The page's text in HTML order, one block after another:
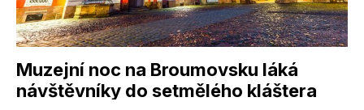
Muzejní noc na Broumovsku láká
návštěvníky do setmělého kláštera